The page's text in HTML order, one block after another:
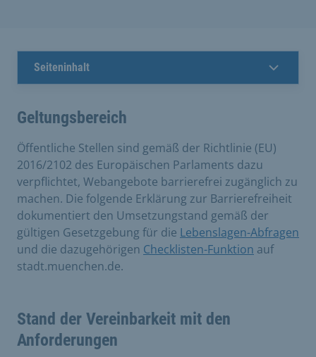
Seiteninhalt
Geltungsbereich
Öffentliche Stellen sind gemäß der Richtlinie (EU)
2016/2102 des Europäischen Parlaments dazu
verpflichtet, Webangebote barrierefrei zugänglich zu
machen. Die folgende Erklärung zur Barrierefreiheit
dokumentiert den Umsetzungstand gemäß der
gültigen Gesetzgebung für die Lebenslagen-Abfragen
und die dazugehörigen Checklisten-Funktion auf
stadt.muenchen.de.
Stand der Vereinbarkeit mit den
Anforderungen